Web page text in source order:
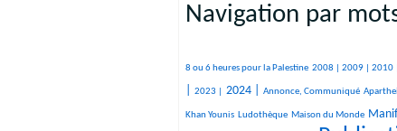
Navigation par
401/2431
8 ou 6 heures pour la Palestine
212/2431 2008 |
156/2431 2009 |
287/2431 2010 |
301/2431
371/2431
98/2431
414/2431
105/2431
391/2431
515/2431
143/2431
103/2431
75/2431
849/2431
920/2431
374/2431
2023 |
850/2431
2024 |
493/2431 Annonce, Communiqué
28/2431
30/2431
211/2431
49/2431
1358/2431
36/2431
314/2431
193/2431
Khan Younis
259/2431Ludothèque
10/2431 Maison du Monde
938/2431
10/2431
26/2431